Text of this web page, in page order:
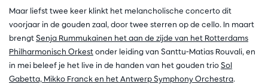
Maar liefst twee keer klinkt het melancholische concerto dit
voorjaar in de gouden zaal, door twee sterren op de cello. In maart
brengtSenja Rummukainen het aan de zijde van het Rotterdams
Philharmonisch Orkestonder leiding van Santtu-Matias Rouvali, en
in mei beleef je het live in de handen van het gouden trioSol
Gabetta, Mikko Franck en het Antwerp Symphony Orchestra.